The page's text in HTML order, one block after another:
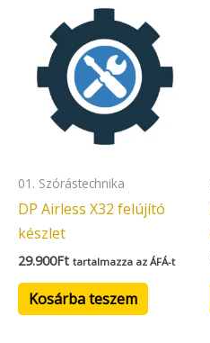
01. Szórástechnika
DP Airless X32 felújító
készlet
29.900Ft tartalmazza az ÁFÁ-t
Kosárba teszem